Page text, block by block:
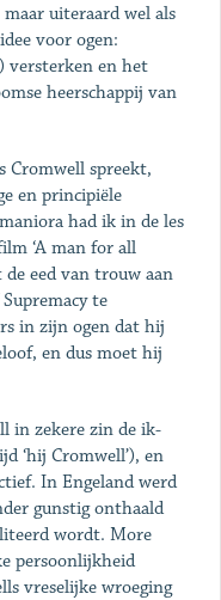
uiteraard wel als
voor ogen:
versterken en het
heerschappij van
Cromwell spreekt,
en principiële
had ik in de les
‘A man for all
de eed van trouw aan
te
in zijn ogen dat hij
en dus moet hij
in zekere zin de ik-
‘hij Cromwell’), en
In Engeland werd
gunstig onthaald
wordt. More
persoonlijkheid
vreselijke wroeging